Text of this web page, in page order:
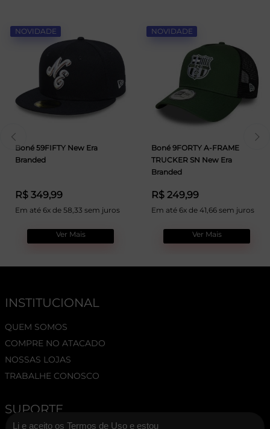
NOVIDADE
Boné 59FIFTY New Era
Branded
R$ 349,99
Em até 6x de 58,33 sem juros
Ver Mais
NOVIDADE
Boné 9FORTY A-FRAME
TRUCKER SN New Era
Branded
R$ 249,99
Em até 6x de 41,66 sem juros
Ver Mais
INSTITUCIONAL
QUEM SOMOS
COMPRE NO ATACADO
NOSSAS LOJAS
TRABALHE CONOSCO
SUPORTE
Li e aceito os Termos de Uso e estou